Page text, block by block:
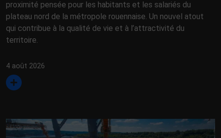
proximité pensée pour les habitants et les salariés du
plateau nord de la métropole rouennaise. Un nouvel atout
qui contribue à la qualité de vie et à l’attractivité du
territoire.
4 août 2026